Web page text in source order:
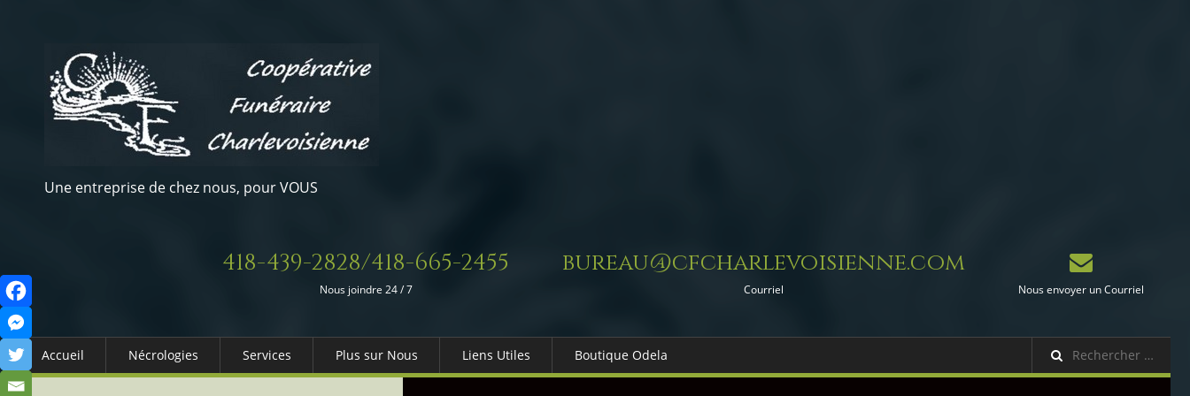
Une entreprise de chez nous, pour VOUS
418-439-2828/418-665-2455
Nous joindre 24 / 7
bureau@cfcharlevoisienne.com
Courriel Nous envoyer un Courriel
Accueil Nécrologies Services Plus sur Nous Liens Utiles Boutique Odela